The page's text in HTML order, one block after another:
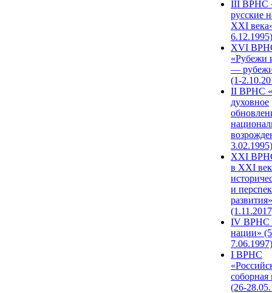
III ВРНС
русские
XXI
6.12.1995)
XVI
«Рубежи
—
(1-
II ВРНС
духовное
3.02.1995)
XХI
в XXI
и
развития»
IV ВРНС
нации»
7.06.1997)
I ВРНС
(26-